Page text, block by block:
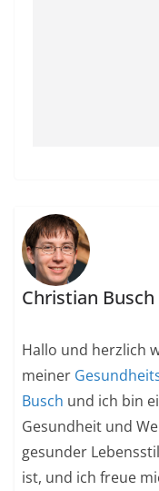
Christian Busch
Hallo und herzlich
meiner
Busch und ich bin
Gesundheit und
gesunder
ist, und ich freue